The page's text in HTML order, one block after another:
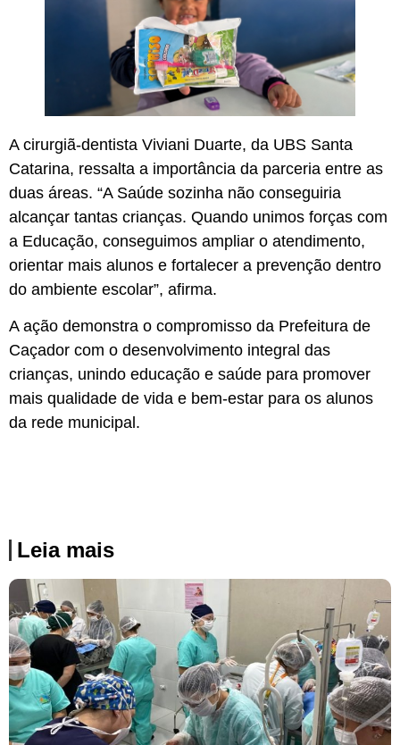
A cirurgiã-dentista Viviani Duarte, da UBS Santa
Catarina, ressalta a importância da parceria entre as
duas áreas. “A Saúde sozinha não conseguiria
alcançar tantas crianças. Quando unimos forças com
a Educação, conseguimos ampliar o atendimento,
orientar mais alunos e fortalecer a prevenção dentro
do ambiente escolar”, afirma.
A ação demonstra o compromisso da Prefeitura de
Caçador com o desenvolvimento integral das
crianças, unindo educação e saúde para promover
mais qualidade de vida e bem-estar para os alunos
da rede municipal.
Leia mais